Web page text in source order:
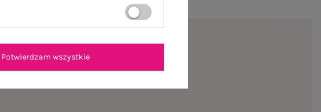
Potwierdzam wszystkie